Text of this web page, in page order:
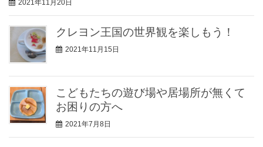
2021年11月20日
クレヨン王国の世界観を楽しもう！
2021年11月15日
こどもたちの遊び場や居場所が無くて
お困りの方へ
2021年7月8日